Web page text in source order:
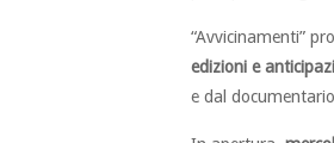
“Avvicinamenti”
edizioni e
e dal